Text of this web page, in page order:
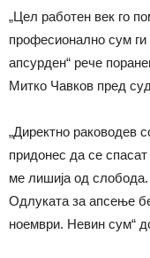
„Цел работен век го
професионално сум
апсурден“ рече
Митко Чавков пред
„Директно раководев
придонес да се
ме лишија од слобода.
Одлуката за апсење
ноември. Невин сум“